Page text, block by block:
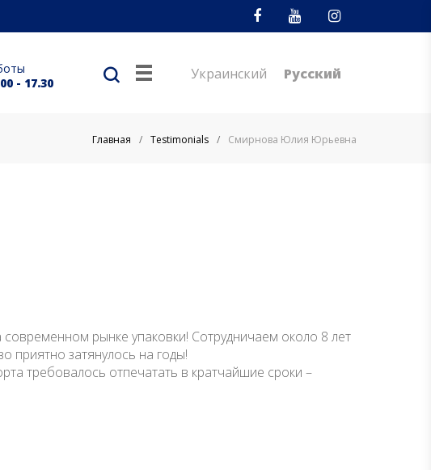
- 17.30
Украинский Русский
Главная / Testimonials / Смирнова Юлия Юрьевна
рынке упаковки! Сотрудничаем около 8 лет
приятно затянулось на годы!
требовалось отпечатать в кратчайшие сроки –